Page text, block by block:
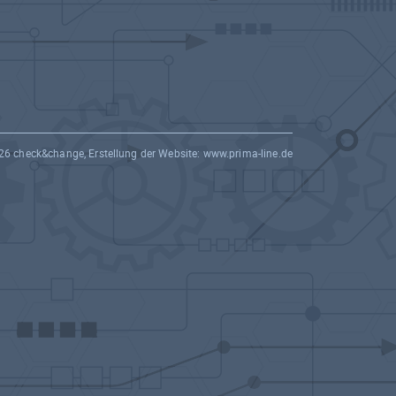
check&change, Erstellung der Website: www.prima-line.de